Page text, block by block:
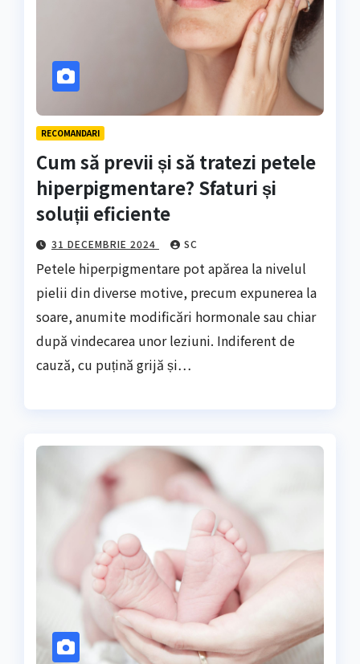
RECOMANDARI
Cum să previi și să tratezi petele
hiperpigmentare? Sfaturi și
soluții eficiente
31 DECEMBRIE 2024 SC
Petele hiperpigmentare pot apărea la nivelul
pielii din diverse motive, precum expunerea la
soare, anumite modificări hormonale sau chiar
după vindecarea unor leziuni. Indiferent de
cauză, cu puțină grijă și…